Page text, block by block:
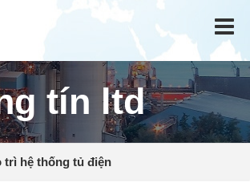
tín ltd
trì hệ thống tủ điện